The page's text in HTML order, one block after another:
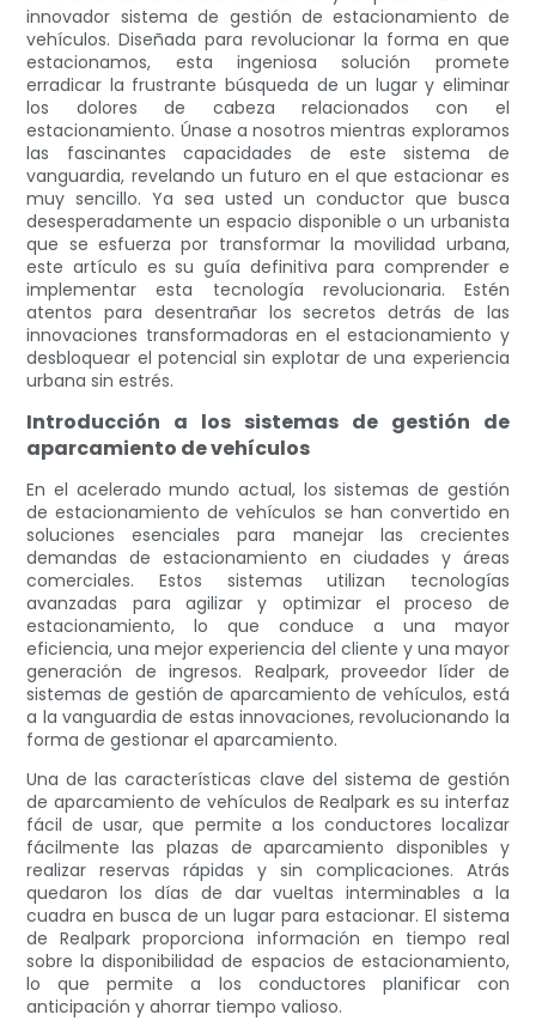
innovador sistema de gestión de estacionamiento de
vehículos. Diseñada para revolucionar la forma en que
estacionamos, esta ingeniosa solución promete
erradicar la frustrante búsqueda de un lugar y eliminar
los dolores de cabeza relacionados con el
estacionamiento. Únase a nosotros mientras exploramos
las fascinantes capacidades de este sistema de
vanguardia, revelando un futuro en el que estacionar es
muy sencillo. Ya sea usted un conductor que busca
desesperadamente un espacio disponible o un urbanista
que se esfuerza por transformar la movilidad urbana,
este artículo es su guía definitiva para comprender e
implementar esta tecnología revolucionaria. Estén
atentos para desentrañar los secretos detrás de las
innovaciones transformadoras en el estacionamiento y
desbloquear el potencial sin explotar de una experiencia
urbana sin estrés.
Introducción a los sistemas de gestión de
aparcamiento de vehículos
En el acelerado mundo actual, los sistemas de gestión
de estacionamiento de vehículos se han convertido en
soluciones esenciales para manejar las crecientes
demandas de estacionamiento en ciudades y áreas
comerciales. Estos sistemas utilizan tecnologías
avanzadas para agilizar y optimizar el proceso de
estacionamiento, lo que conduce a una mayor
eficiencia, una mejor experiencia del cliente y una mayor
generación de ingresos. Realpark, proveedor líder de
sistemas de gestión de aparcamiento de vehículos, está
a la vanguardia de estas innovaciones, revolucionando la
forma de gestionar el aparcamiento.
Una de las características clave del sistema de gestión
de aparcamiento de vehículos de Realpark es su interfaz
fácil de usar, que permite a los conductores localizar
fácilmente las plazas de aparcamiento disponibles y
realizar reservas rápidas y sin complicaciones. Atrás
quedaron los días de dar vueltas interminables a la
cuadra en busca de un lugar para estacionar. El sistema
de Realpark proporciona información en tiempo real
sobre la disponibilidad de espacios de estacionamiento,
lo que permite a los conductores planificar con
anticipación y ahorrar tiempo valioso.